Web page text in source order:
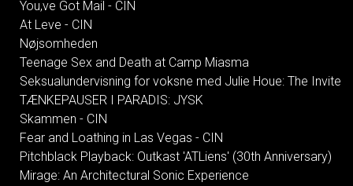
You,ve Got Mail - CIN
At Leve - CIN
Nøjsomheden
Teenage Sex and Death at Camp Miasma
Seksualundervisning for voksne med Julie Houe: The Invite
TÆNKEPAUSER I PARADIS: JYSK
Skammen - CIN
Fear and Loathing in Las Vegas - CIN
Pitchblack Playback: Outkast 'ATLiens' (30th Anniversary)
Mirage: An Architectural Sonic Experience